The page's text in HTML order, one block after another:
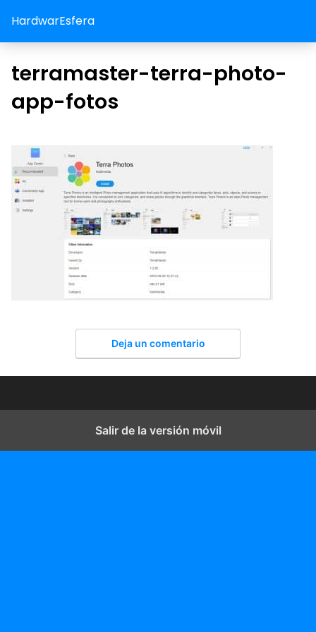
HardwarEsfera
terramaster-terra-photo-
app-fotos
Deja un comentario
Salir de la versión móvil